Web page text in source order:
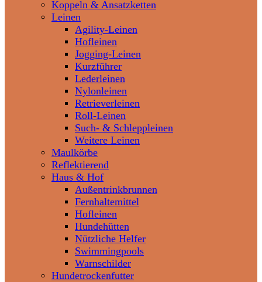
Koppeln & Ansatzketten
Leinen
Agility-Leinen
Hofleinen
Jogging-Leinen
Kurzführer
Lederleinen
Nylonleinen
Retrieverleinen
Roll-Leinen
Such- & Schleppleinen
Weitere Leinen
Maulkörbe
Reflektierend
Haus & Hof
Außentrinkbrunnen
Fernhaltemittel
Hofleinen
Hundehütten
Nützliche Helfer
Swimmingpools
Warnschilder
Hundetrockenfutter